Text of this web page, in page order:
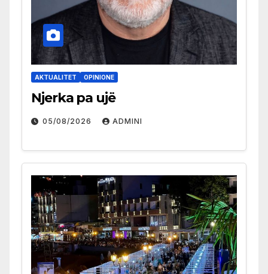
AKTUALITET OPINIONE
Njerka pa ujë
05/08/2026 ADMINI